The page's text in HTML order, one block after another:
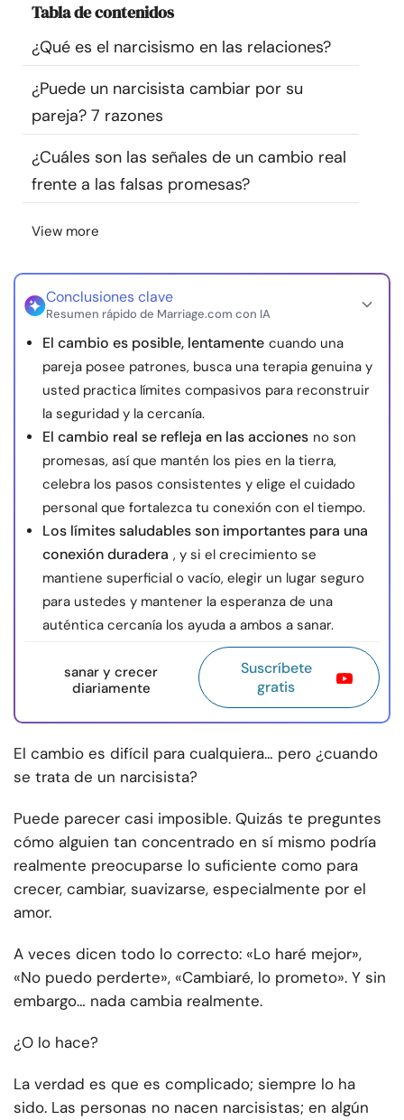
Idioma
Sobre nosotros Contáctanos
nosotros
© Copyright 2026. Todos los derechos reservados.
Tabla de contenidos
¿Qué es el narcisismo en las relaciones?
¿Puede un narcisista cambiar por su
pareja? 7 razones
¿Cuáles son las señales de un cambio real
frente a las falsas promesas?
View more
Conclusiones clave
Resumen rápido de Marriage.com con IA
El cambio es posible, lentamente cuando una
pareja posee patrones, busca una terapia genuina y
usted practica límites compasivos para reconstruir
la seguridad y la cercanía.
El cambio real se refleja en las acciones no son
promesas, así que mantén los pies en la tierra,
celebra los pasos consistentes y elige el cuidado
personal que fortalezca tu conexión con el tiempo.
Los límites saludables son importantes para una
conexión duradera , y si el crecimiento se
mantiene superficial o vacío, elegir un lugar seguro
para ustedes y mantener la esperanza de una
auténtica cercanía los ayuda a ambos a sanar.
sanar y crecer
diariamente
Suscríbete
gratis
El cambio es difícil para cualquiera… pero ¿cuando
se trata de un narcisista?
Puede parecer casi imposible. Quizás te preguntes
cómo alguien tan concentrado en sí mismo podría
realmente preocuparse lo suficiente como para
crecer, cambiar, suavizarse, especialmente por el
amor.
A veces dicen todo lo correcto: «Lo haré mejor»,
«No puedo perderte», «Cambiaré, lo prometo». Y sin
embargo… nada cambia realmente.
¿O lo hace?
La verdad es que es complicado; siempre lo ha
sido. Las personas no nacen narcisistas; en algún